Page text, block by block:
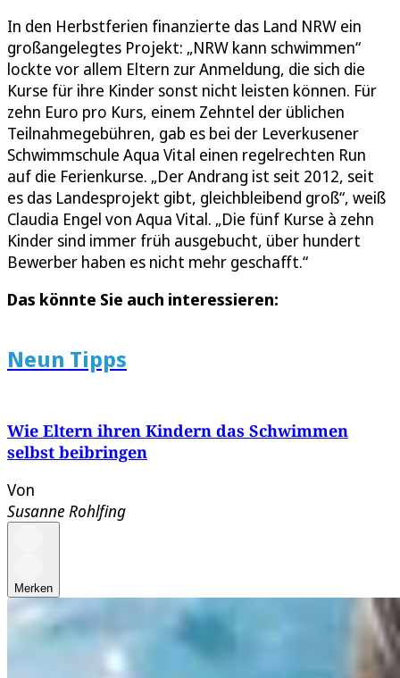
In den Herbstferien finanzierte das Land NRW ein
großangelegtes Projekt: „NRW kann schwimmen“
lockte vor allem Eltern zur Anmeldung, die sich die
Kurse für ihre Kinder sonst nicht leisten können. Für
zehn Euro pro Kurs, einem Zehntel der üblichen
Teilnahmegebühren, gab es bei der Leverkusener
Schwimmschule Aqua Vital einen regelrechten Run
auf die Ferienkurse. „Der Andrang ist seit 2012, seit
es das Landesprojekt gibt, gleichbleibend groß“, weiß
Claudia Engel von Aqua Vital. „Die fünf Kurse à zehn
Kinder sind immer früh ausgebucht, über hundert
Bewerber haben es nicht mehr geschafft.“
Das könnte Sie auch interessieren:
Neun Tipps
Wie Eltern ihren Kindern das Schwimmen
selbst beibringen
Von
Susanne Rohlfing
Merken